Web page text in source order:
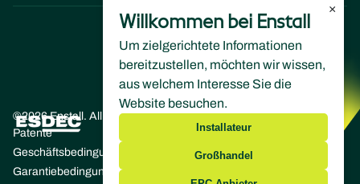
©2026 Enstall. All rights reserved
Patente
Geschäftsbedingungen
Garantiebedingungen
×
Willkommen bei Enstall
Um zielgerichtete Informationen
bereitzustellen, möchten wir wissen,
aus welchem Interesse Sie die
Website besuchen.
Installateur
Großhandel